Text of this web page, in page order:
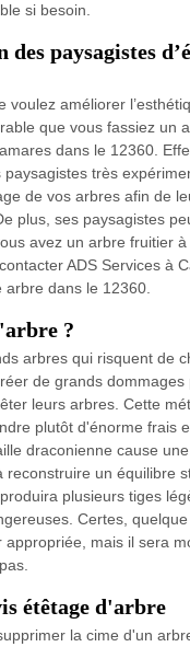
si besoin.
paysagistes
voulez améliorer
que vous fassiez un
dans le 12360.
paysagistes très
de vos arbres afin de
plus, ses paysagistes
avez un arbre fruitier à
ADS Services à
arbre dans le 12360.
?
arbres qui risquent de
de grands dommages
leurs arbres. Cette
plutôt d'énorme frais
draconienne cause
reconstruire un équilibre
plusieurs tiges
Certes,
mais il sera
étêtage d'arbre
la cime d'un